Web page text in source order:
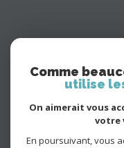
Comme
utilise
On aimerait vous
votre
En poursuivant, vous